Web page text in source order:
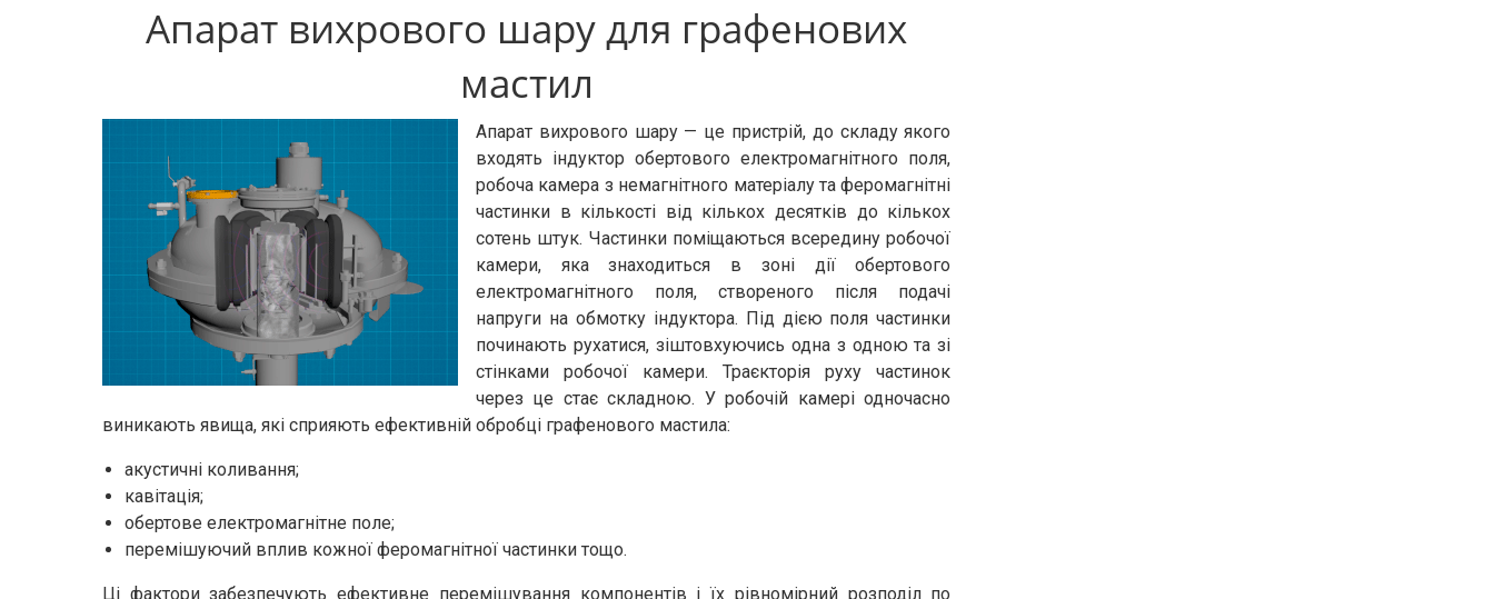
Апарат вихрового шару для графенових
мастил
Апарат вихрового шару — це пристрій, до складу якого
входять індуктор обертового електромагнітного поля,
робоча камера з немагнітного матеріалу та феромагнітні
частинки в кількості від кількох десятків до кількох
сотень штук. Частинки поміщаються всередину робочої
камери, яка знаходиться в зоні дії обертового
електромагнітного поля, створеного після подачі
напруги на обмотку індуктора. Під дією поля частинки
починають рухатися, зіштовхуючись одна з одною та зі
стінками робочої камери. Траєкторія руху частинок
через це стає складною. У робочій камері одночасно
виникають явища, які сприяють ефективній обробці графенового мастила:
акустичні коливання;
кавітація;
обертове електромагнітне поле;
перемішуючий вплив кожної феромагнітної частинки тощо.
Ці фактори забезпечують ефективне перемішування компонентів і їх рівномірний розподіл по